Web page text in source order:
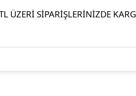
ÜZERI SIPARIŞLERINIZDE